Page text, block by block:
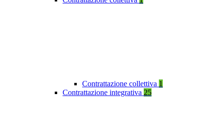
Contrattazione collettiva 1
Contrattazione integrativa 25